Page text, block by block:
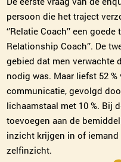
persoon die het traject
‘’Relatie Coach’’ een
Relationship Coach’’. De
gebied dat men verwachte
nodig was. Maar liefst 52
communicatie, gevolgd
lichaamstaal met 10 %. Bij
toevoegen aan de
inzicht krijgen in of iemand
zelfinzicht.